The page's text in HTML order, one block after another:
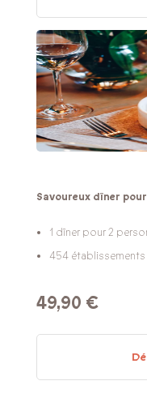
Savoureux dîner
1 dîner pour 2
454
49,90 €